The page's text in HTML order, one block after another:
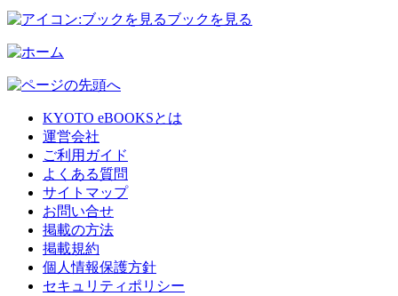
ブックを見る
KYOTO eBOOKSとは
運営会社
ご利用ガイド
よくある質問
サイトマップ
お問い合せ
掲載の方法
掲載規約
個人情報保護方針
セキュリティポリシー